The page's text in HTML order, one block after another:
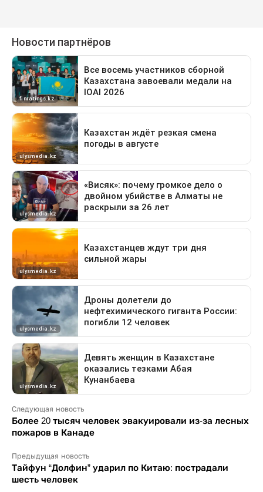
Следующая новость
Более 20 тысяч человек эвакуировали из-за лесных
пожаров в Канаде
Предыдущая новость
Тайфун “Долфин” ударил по Китаю: пострадали
шесть человек